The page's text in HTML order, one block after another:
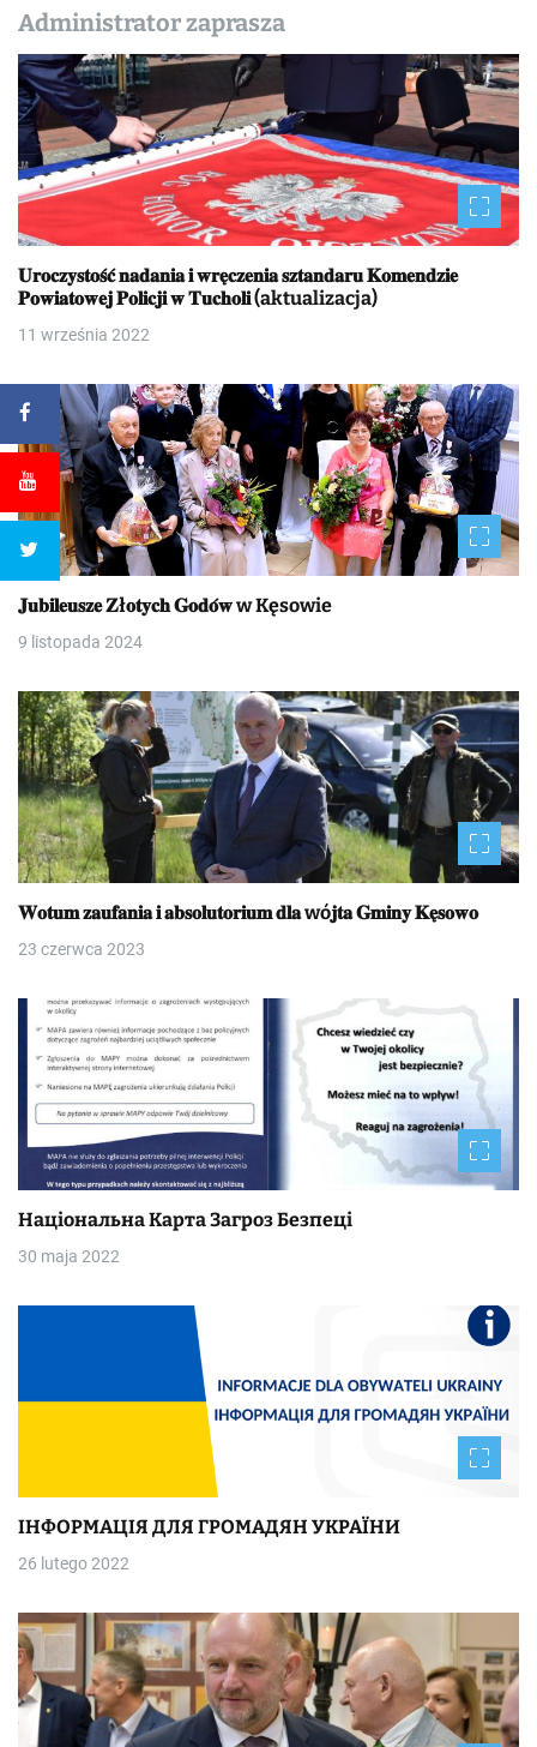
Administrator zaprasza
𝐔𝐫𝐨𝐜𝐳𝐲𝐬𝐭𝐨𝐬́𝐜́ 𝐧𝐚𝐝𝐚𝐧𝐢𝐚 𝐢 𝐰𝐫𝐞̨𝐜𝐳𝐞𝐧𝐢𝐚 𝐬𝐳𝐭𝐚𝐧𝐝𝐚𝐫𝐮 𝐊𝐨𝐦𝐞𝐧𝐝𝐳𝐢𝐞
𝐏𝐨𝐰𝐢𝐚𝐭𝐨𝐰𝐞𝐣 𝐏𝐨𝐥𝐢𝐜𝐣𝐢 𝐰 𝐓𝐮𝐜𝐡𝐨𝐥𝐢 (aktualizacja)
11 września 2022
𝐉𝐮𝐛𝐢𝐥𝐞𝐮𝐬𝐳𝐞 𝐙ł𝐨𝐭𝐲𝐜𝐡 𝐆𝐨𝐝𝐨́𝐰 w Kęsowie
9 listopada 2024
𝐖𝐨𝐭𝐮𝐦 𝐳𝐚𝐮𝐟𝐚𝐧𝐢𝐚 𝐢 𝐚𝐛𝐬𝐨𝐥𝐮𝐭𝐨𝐫𝐢𝐮𝐦 𝐝𝐥𝐚 wó𝐣𝐭𝐚 𝐆𝐦𝐢𝐧𝐲 𝐊𝐞̨𝐬𝐨𝐰𝐨
23 czerwca 2023
Національна Kapтa Загроз Безпеці
30 maja 2022
ІНФОРМАЦІЯ ДЛЯ ГРОМАДЯН УКРАЇНИ
26 lutego 2022